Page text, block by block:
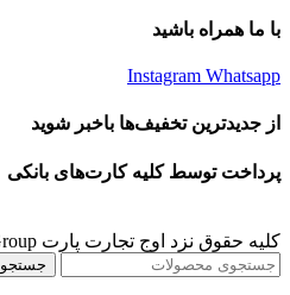
با ما همراه باشید
Instagram Whatsapp
از جدیدترین تخفیف‌ها باخبر شوید
پرداخت توسط کلیه کارت‌های بانکی
کلیه حقوق نزد اوج تجارت پارت OTC Group محفوظ است.
جستجو